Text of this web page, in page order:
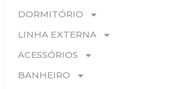
DORMITÓRIO
LINHA EXTERNA
ACESSÓRIOS
BANHEIRO